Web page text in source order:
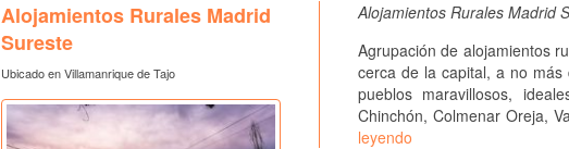
Alojamientos Rurales Madrid
Sureste
Ubicado en Villamanrique de Tajo
Alojamientos Rurales Madrid
Agrupación de alojamientos
cerca de la capital, a no
pueblos maravillosos,
Chinchón, Colmenar Oreja,
leyendo